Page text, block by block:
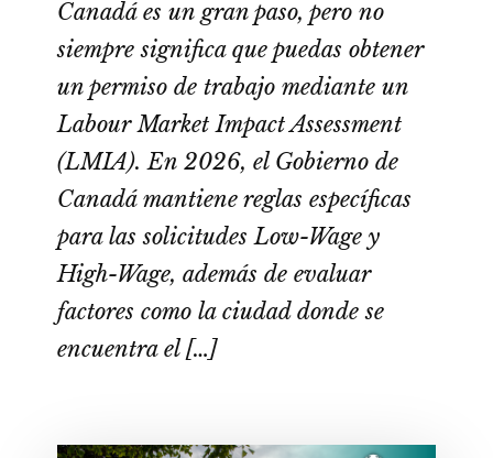
Canadá es un gran paso, pero no
siempre significa que puedas obtener
un permiso de trabajo mediante un
Labour Market Impact Assessment
(LMIA). En 2026, el Gobierno de
Canadá mantiene reglas específicas
para las solicitudes Low-Wage y
High-Wage, además de evaluar
factores como la ciudad donde se
encuentra el […]